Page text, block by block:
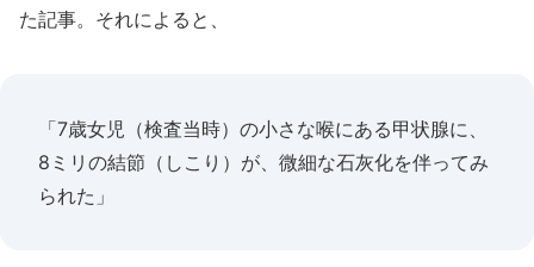
た記事。それによると、
「7歳女児（検査当時）の小さな喉にある甲状腺に、
8ミリの結節（しこり）が、微細な石灰化を伴ってみ
られた」